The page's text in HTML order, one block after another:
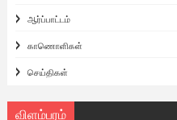
ஆர்ப்பாட்டம்
காணொளிகள்
செய்திகள்
விளம்பரம்